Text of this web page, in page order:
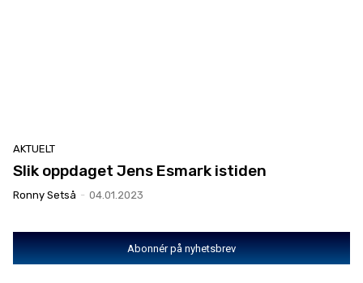
AKTUELT
Slik oppdaget Jens Esmark istiden
Ronny Setså - 04.01.2023
Abonnér på nyhetsbrev